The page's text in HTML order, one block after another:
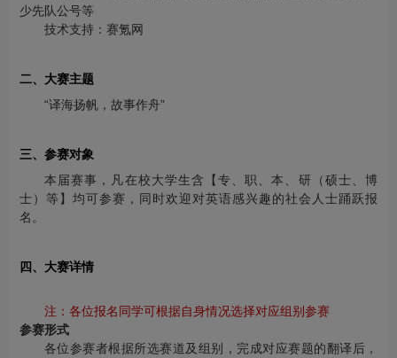
少先队公号等
技术支持：赛氪网
二、大赛主题
“译海扬帆，故事作舟”
三、参赛对象
本届赛事，凡在校大学生含【专、职、本、研（硕士、博
士）等】均可参赛，同时欢迎对英语感兴趣的社会人士踊跃报
名。
四、大赛详情
注：各位报名同学可根据自身情况选择对应组别参赛
参赛形式
各位参赛者根据所选赛道及组别，完成对应赛题的翻译后，